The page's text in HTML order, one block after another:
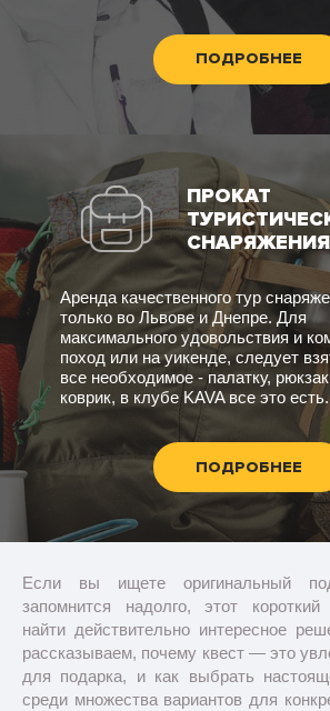
ПОДРОБНЕЕ
ПРОКАТ
СНАРЯЖЕНИЯ
Аренда качественного тур
только во Львове и Днепре. Для
максимального удовольствия и
поход или на уикенде, следует
все необходимое - палатку,
коврик, в клубе KAVA все это есть.
ПОДРОБНЕЕ
Если вы ищете оригинальный
запомнится надолго, этот
найти действительно интересное
рассказываем, почему квест — это
для подарка, и как выбрать
среди множества вариантов для